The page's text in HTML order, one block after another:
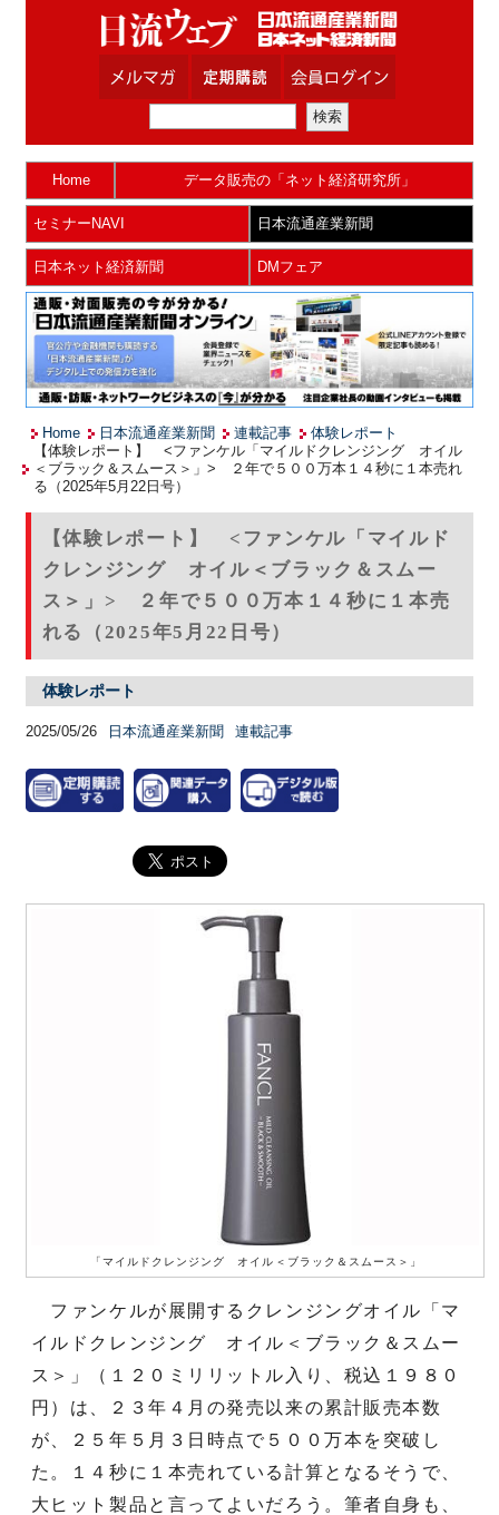
Home データ販売の「ネット経済研究所」
セミナーNAVI 日本流通産業新聞
日本ネット経済新聞 DMフェア
Home 日本流通産業新聞 連載記事
体験レポート
【体験レポート】 <ファンケル「マイルドクレンジング オイル
＜ブラック＆スムース＞」> ２年で５００万本１４秒に１本売れ
る（2025年5月22日号）
【体験レポート】 <ファンケル「マイルド
クレンジング オイル＜ブラック＆スムー
ス＞」> ２年で５００万本１４秒に１本売
れる（2025年5月22日号）
体験レポート
2025/05/26 日本流通産業新聞 連載記事
「マイルドクレンジング オイル＜ブラック＆スムース＞」
ファンケルが展開するクレンジングオイル「マ
イルドクレンジング オイル＜ブラック＆スムー
ス＞」（１２０ミリリットル入り、税込１９８０
円）は、２３年４月の発売以来の累計販売本数
が、２５年５月３日時点で５００万本を突破し
た。１４秒に１本売れている計算となるそうで、
大ヒット製品と言ってよいだろう。筆者自身も、